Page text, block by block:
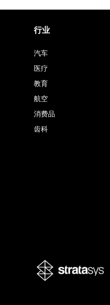
行业
汽车
医疗
教育
航空
消费品
齿科